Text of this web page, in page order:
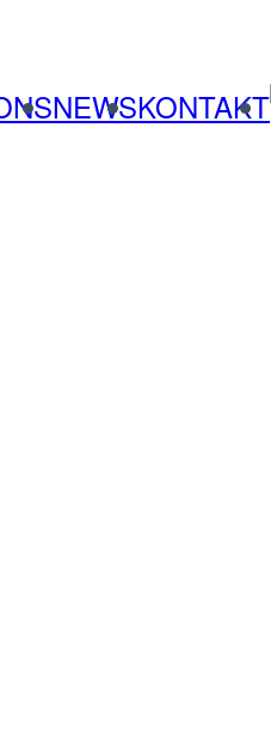
NEWSKONTAKT